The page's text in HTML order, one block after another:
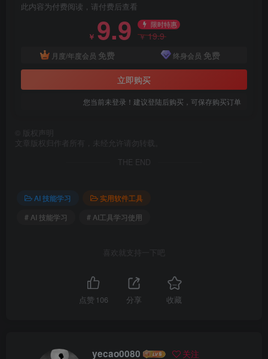
此内容为付费阅读，请付费后查看
￥ 9.9 限时特惠
￥19.9
月度/年度会员 免费 终身会员 免费
立即购买
您当前未登录！建议登陆后购买，可保存购买订单
版权声明
文章版权归作者所有，未经允许请勿转载。
THE END
AI 技能学习
实用软件工具
# AI 技能学习
# AI工具学习使用
喜欢就支持一下吧
点赞 106 分享 收藏
yecao0080 关注